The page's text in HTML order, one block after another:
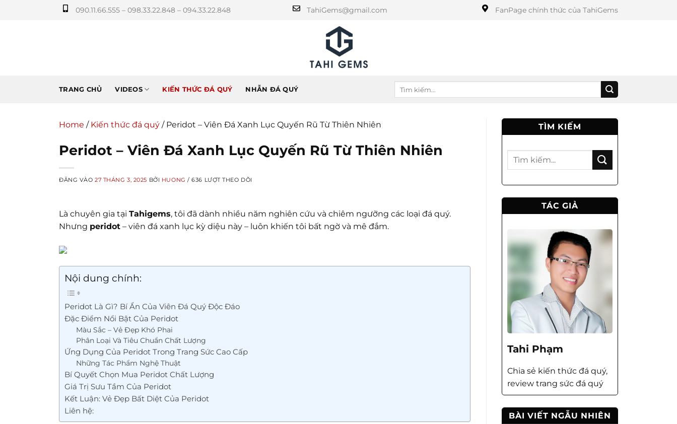
090.11.66.555 – 098.33.22.848 – 094.33.22.848 TahiGems@gmail.com FanPage chính thức của TahiGems
TRANG CHỦ VIDEOS KIẾN THỨC ĐÁ QUÝ NHẪN ĐÁ QUÝ
Home / Kiến thức đá quý / Peridot – Viên Đá Xanh Lục Quyến Rũ Từ Thiên Nhiên
Peridot – Viên Đá Xanh Lục Quyến Rũ Từ Thiên Nhiên
ĐĂNG VÀO27 THÁNG 3, 2025 BỞI HUONG / 636 LƯỢT THEO DÕI
Là chuyên gia tại Tahigems, tôi đã dành nhiều năm nghiên cứu và chiêm ngưỡng các loại đá quý.
Nhưng peridot – viên đá xanh lục kỳ diệu này – luôn khiến tôi bất ngờ và mê đắm.
Nội dung chính:
Peridot Là Gì? Bí Ẩn Của Viên Đá Quý Độc Đáo
Đặc Điểm Nổi Bật Của Peridot
Màu Sắc – Vẻ Đẹp Khó Phai
Phân Loại Và Tiêu Chuẩn Chất Lượng
Ứng Dụng Của Peridot Trong Trang Sức Cao Cấp
Những Tác Phẩm Nghệ Thuật
Bí Quyết Chọn Mua Peridot Chất Lượng
Giá Trị Sưu Tầm Của Peridot
Kết Luận: Vẻ Đẹp Bất Diệt Của Peridot
Liên hệ:
TÌM KIẾM
TÁC GIẢ
Tahi Phạm
Chia sẻ kiến thức đá quý,
review trang sức đá quý
BÀI VIẾT NGẪU NHIÊN